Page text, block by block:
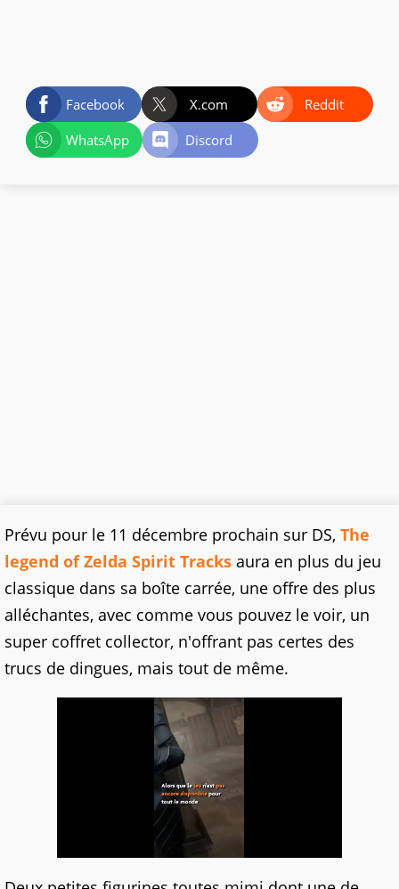
Facebook X.com
Reddit
WhatsApp
Discord
Prévu pour le 11 décembre prochain sur DS, The
legend of Zelda Spirit Tracks aura en plus du jeu
classique dans sa boîte carrée, une offre des plus
alléchantes, avec comme vous pouvez le voir, un
super coffret collector, n'offrant pas certes des
trucs de dingues, mais tout de même.